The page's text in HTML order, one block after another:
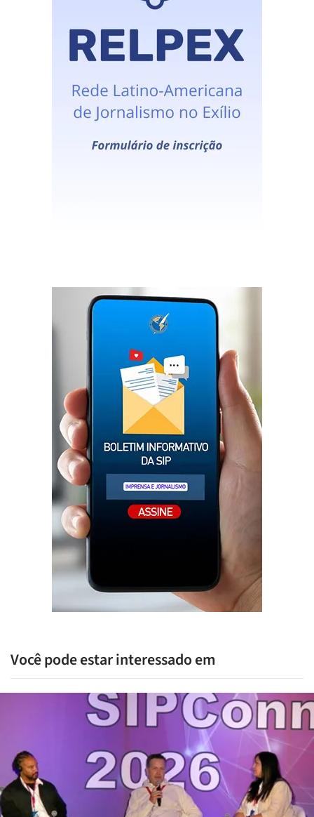
Você pode estar interessado em